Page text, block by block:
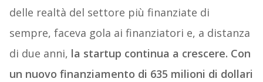
delle realtà del settore più finanziate di
sempre, faceva gola ai finanziatori e, a distanza
di due anni, la startup continua a crescere. Con
un nuovo finanziamento di 635 milioni di dollari